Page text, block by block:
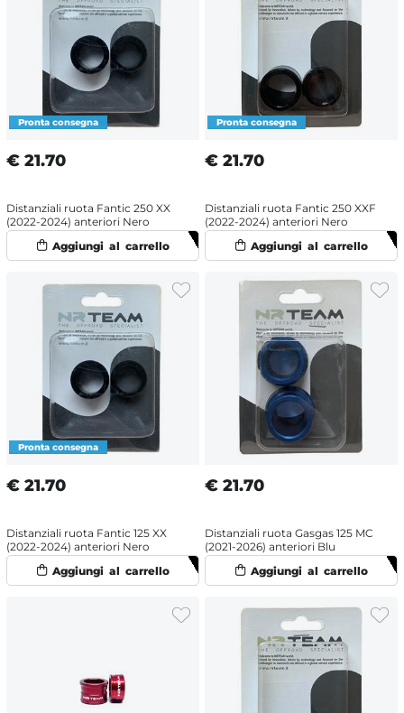
€ 21.70
Distanziali ruota Fantic 250 XX
(2022-2024) anteriori Nero
€ 21.70
Distanziali ruota Fantic 250 XXF
(2022-2024) anteriori Nero
€ 21.70
Distanziali ruota Fantic 125 XX
(2022-2024) anteriori Nero
€ 21.70
Distanziali ruota Gasgas 125 MC
(2021-2026) anteriori Blu